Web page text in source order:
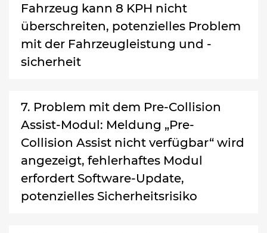
Fahrzeug kann 8 KPH nicht
überschreiten, potenzielles Problem
mit der Fahrzeugleistung und -
sicherheit
7. Problem mit dem Pre-Collision
Assist-Modul: Meldung „Pre-
Collision Assist nicht verfügbar“ wird
angezeigt, fehlerhaftes Modul
erfordert Software-Update,
potenzielles Sicherheitsrisiko